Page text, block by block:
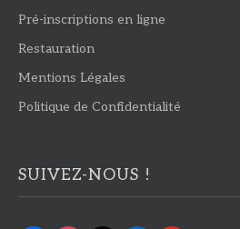
Pré-inscriptions en ligne
Restauration
Mentions Légales
Politique de Confidentialité
SUIVEZ-NOUS !